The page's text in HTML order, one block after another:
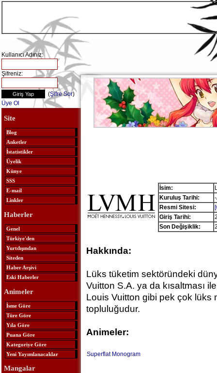
Kullanıcı Adınız:
Şifreniz:
(Şifre Sor)
Üye Ol
Site
Blog
Anketler
İstatistikler
Üyelik
Künye
SSS
E-mail
Linkler
Haberler
Genel
Türkiye'den
Yurtdışından
Siteden
Haber Arşivi
Eski Haberler
Animeler
İsme Göre
Türe Göre
Yıla Göre
Puana Göre
Kategoriye Göre
Yeni Yayımlanacaklar
Mangalar
İsim:
Kuruluş Tarihi:
Resmi Sitesi:
Giriş Tarihi:
Son Değişiklik:
Hakkında:
Lüks tüketim sektöründeki
Vuitton S.A. ya da kısaltması
Louis Vuitton gibi pek çok lüks
topluluğudur.
Animeler:
Superflat Monogram